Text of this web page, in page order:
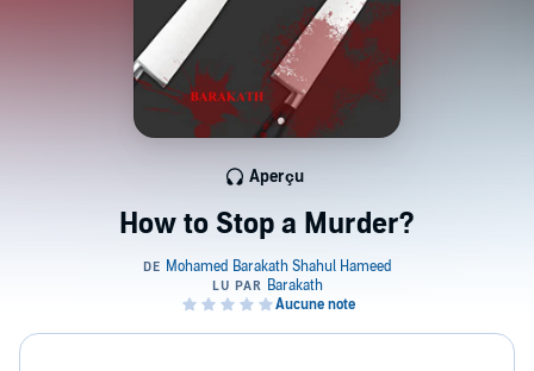
How to Stop a Murder?
Aperçu